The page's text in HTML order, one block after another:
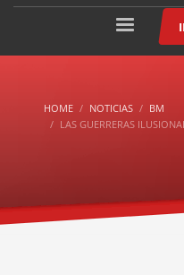
HOME NOTICIAS
BM
LAS GUERRERAS